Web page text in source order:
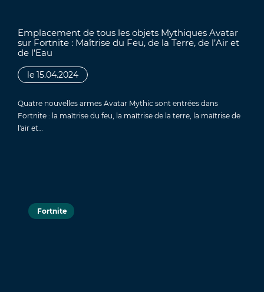
Emplacement de tous les objets Mythiques Avatar
sur Fortnite : Maîtrise du Feu, de la Terre, de l’Air et
de l’Eau
le 15.04.2024
Quatre nouvelles armes Avatar Mythic sont entrées dans
Fortnite : la maîtrise du feu, la maîtrise de la terre, la maîtrise de
l'air et…
Fortnite